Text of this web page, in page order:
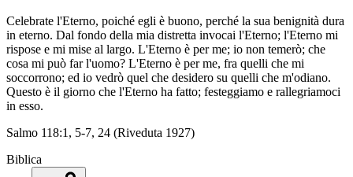
Celebrate l'Eterno, poiché egli è buono, perché la sua benignità dura
in eterno. Dal fondo della mia distretta invocai l'Eterno; l'Eterno mi
rispose e mi mise al largo. L'Eterno è per me; io non temerò; che
cosa mi può far l'uomo? L'Eterno è per me, fra quelli che mi
soccorrono; ed io vedrò quel che desidero su quelli che m'odiano.
Questo è il giorno che l'Eterno ha fatto; festeggiamo e rallegriamoci
in esso.
Salmo 118:1, 5-7, 24 (Riveduta 1927)
Biblica